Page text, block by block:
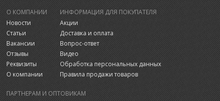
О КОМПАНИИ
Новости
Статьи
Вакансии
Отзывы
Реквизиты
О компании
ИНФОРМАЦИЯ ДЛЯ ПОКУПАТЕЛЯ
Акции
Доставка и оплата
Вопрос-ответ
Видео
Обработка персональных данных
Правила продажи товаров
ПАРТНЕРАМ И ОПТОВИКАМ